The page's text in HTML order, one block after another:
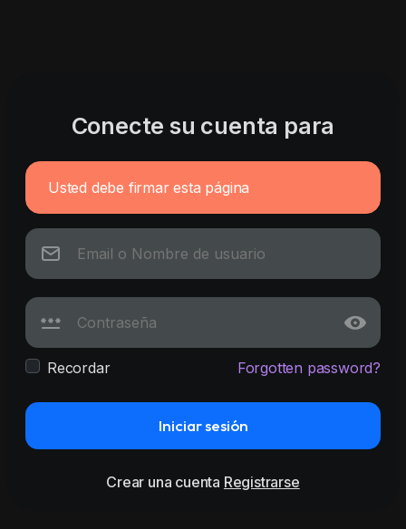
Conecte su cuenta para
Usted debe firmar esta página
Recordar Forgotten password?
Iniciar sesión
Crear una cuenta Registrarse